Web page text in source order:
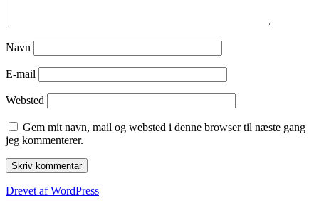
Navn
E-mail
Websted
Gem mit navn, mail og websted i denne browser til næste gang
jeg kommenterer.
Drevet af WordPress